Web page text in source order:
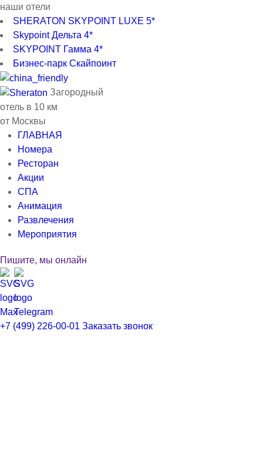
наши отели
SHERATON SKYPOINT LUXE 5*
Skypoint Дельта 4*
SKYPOINT Гамма 4*
Бизнес-парк Скайпоинт
Загородный
отель в 10 км
от Москвы
ГЛАВНАЯ
Номера
Ресторан
Акции
СПА
Анимация
Развлечения
Мероприятия
Пишите, мы онлайн
+7 (499) 226-00-01 Заказать звонок
Заказать звонок